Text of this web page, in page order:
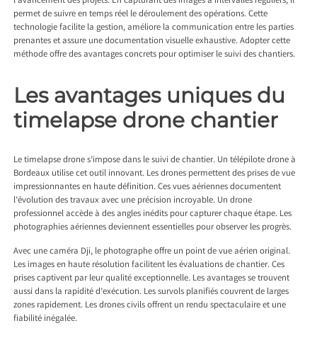
permet de suivre en temps réel le déroulement des opérations. Cette
technologie facilite la gestion, améliore la communication entre les parties
prenantes et assure une documentation visuelle exhaustive. Adopter cette
méthode offre des avantages concrets pour optimiser le suivi des chantiers.
Les avantages uniques du
timelapse drone chantier
Le timelapse drone s’impose dans le suivi de chantier. Untélépilote drone à
Bordeaux utilise cet outil innovant. Les drones permettent des prises de vue
impressionnantes en haute définition. Ces vues aériennes documentent
l’évolution des travaux avec une précision incroyable. Un drone
professionnel accède à des angles inédits pour capturer chaque étape. Les
photographies aériennes deviennent essentielles pour observer les progrès.
Avec une caméra Dji, le photographe offre un point de vue aérien original.
Les images en haute résolution facilitent les évaluations de chantier. Ces
prises captivent par leur qualité exceptionnelle. Les avantages se trouvent
aussi dans la rapidité d’exécution. Les survols planifiés couvrent de larges
zones rapidement. Les drones civils offrent un rendu spectaculaire et une
fiabilité inégalée.